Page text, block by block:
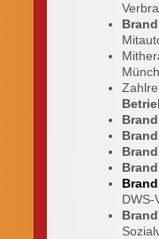
Brand
Brand
Brand
Brand
Brand
DWS-
Brand